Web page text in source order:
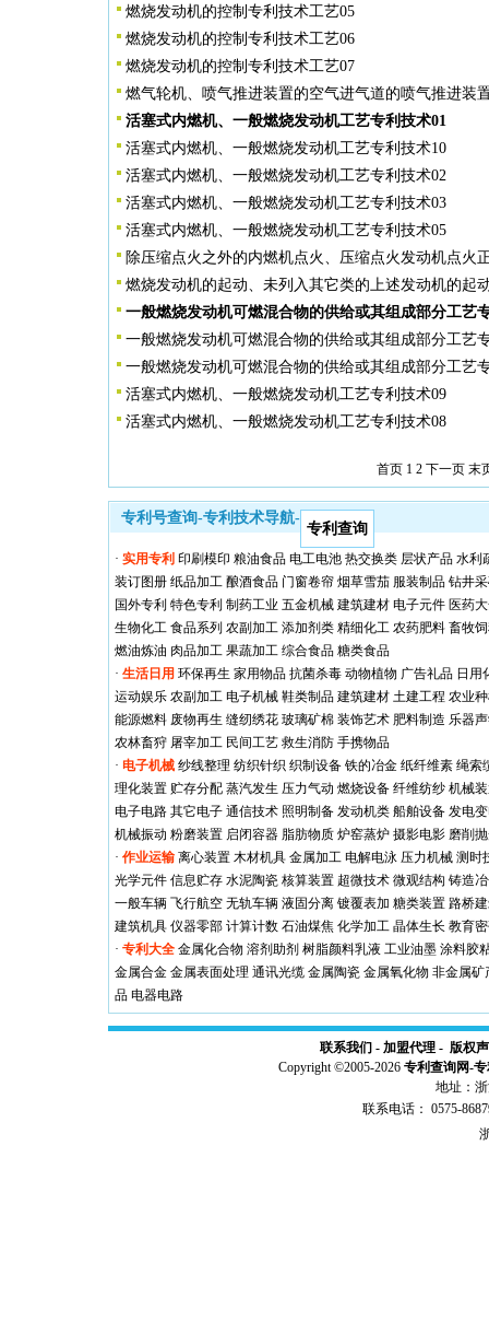
燃烧发动机的控制专利技术工艺05
燃烧发动机的控制专利技术工艺06
燃烧发动机的控制专利技术工艺07
燃气轮机、喷气推进装置的空气进气道的喷气推进装
活塞式内燃机、一般燃烧发动机工艺专利技术01
活塞式内燃机、一般燃烧发动机工艺专利技术10
活塞式内燃机、一般燃烧发动机工艺专利技术02
活塞式内燃机、一般燃烧发动机工艺专利技术03
活塞式内燃机、一般燃烧发动机工艺专利技术05
除压缩点火之外的内燃机点火、压缩点火发动机点火
燃烧发动机的起动、未列入其它类的上述发动机的起
一般燃烧发动机可燃混合物的供给或其组成部分工艺
一般燃烧发动机可燃混合物的供给或其组成部分工艺
一般燃烧发动机可燃混合物的供给或其组成部分工艺
活塞式内燃机、一般燃烧发动机工艺专利技术09
活塞式内燃机、一般燃烧发动机工艺专利技术08
首页 1 2 下一页 末
专利号查询-专利技术导航-
专利查询
· 实用专利 印刷模印 粮油食品 电工电池 热交换类 层状产品 水利
装订图册 纸品加工 酿酒食品 门窗卷帘 烟草雪茄 服装制品 钻井
国外专利 特色专利 制药工业 五金机械 建筑建材 电子元件 医药
生物化工 食品系列 农副加工 添加剂类 精细化工 农药肥料 畜牧
燃油炼油 肉品加工 果蔬加工 综合食品 糖类食品
· 生活日用 环保再生 家用物品 抗菌杀毒 动物植物 广告礼品 日用
运动娱乐 农副加工 电子机械 鞋类制品 建筑建材 土建工程 农业
能源燃料 废物再生 缝纫绣花 玻璃矿棉 装饰艺术 肥料制造 乐器
农林畜狩 屠宰加工 民间工艺 救生消防 手携物品
· 电子机械 纱线整理 纺织针织 织制设备 铁的冶金 纸纤维素 绳索
理化装置 贮存分配 蒸汽发生 压力气动 燃烧设备 纤维纺纱 机械
电子电路 其它电子 通信技术 照明制备 发动机类 船舶设备 发电
机械振动 粉磨装置 启闭容器 脂肪物质 炉窑蒸炉 摄影电影 磨削
· 作业运输 离心装置 木材机具 金属加工 电解电泳 压力机械 测时
光学元件 信息贮存 水泥陶瓷 核算装置 超微技术 微观结构 铸造
一般车辆 飞行航空 无轨车辆 液固分离 镀覆表加 糖类装置 路桥
建筑机具 仪器零部 计算计数 石油煤焦 化学加工 晶体生长 教育
· 专利大全 金属化合物 溶剂助剂 树脂颜料乳液 工业油墨 涂料胶
金属合金 金属表面处理 通讯光缆 金属陶瓷 金属氧化物 非金属矿
品 电器电路
联系我们 - 加盟代理- 版权
Copyright ©2005-2026 专利查询网-
地址：
联系电话： 0575-